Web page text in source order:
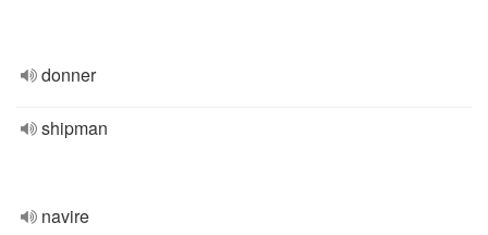
donner
shipman
navire